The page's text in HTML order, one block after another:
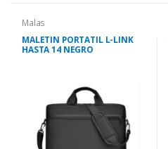
Malas
MALETIN PORTATIL L-LINK
HASTA 14 NEGRO